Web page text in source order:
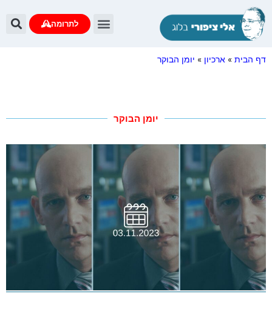
לתרומה
דף הבית » ארכיון » יומן הבוקר
יומן הבוקר